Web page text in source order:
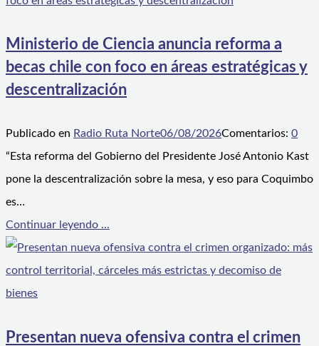
Ministerio de Ciencia anuncia reforma a
becas chile con foco en áreas estratégicas y
descentralización
Publicado en Radio Ruta Norte06/08/2026Comentarios: 0
“Esta reforma del Gobierno del Presidente José Antonio Kast
pone la descentralización sobre la mesa, y eso para Coquimbo
es…
Continuar leyendo ...
Presentan nueva ofensiva contra el crimen